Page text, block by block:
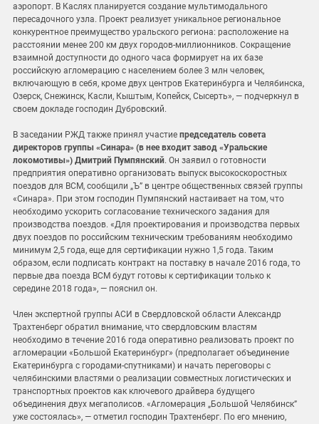
аэропорт. В Каслях планируется создание мультимодального
пересадочного узла. Проект реализует уникальное региональное
конкурентное преимущество уральского региона: расположение на
расстоянии менее 200 км двух городов-миллионников. Сокращение
взаимной доступности до одного часа формирует на их базе
российскую агломерацию с населением более 3 млн человек,
включающую в себя, кроме двух центров Екатеринбурга и Челябинска,
Озерск, Снежинск, Касли, Кыштым, Копейск, Сысерть», — подчеркнул в
своем докладе господин Дубровский.
В заседании РЖД также принял участие председатель совета
директоров группы «Синара» (в нее входит завод «Уральские
локомотивы») Дмитрий Пумпянский. Он заявил о готовности
предприятия оперативно организовать выпуск высокоскоростных
поездов для ВСМ, сообщили „Ъ” в центре общественных связей группы
«Синара». При этом господин Пумпянский настаивает на том, что
необходимо ускорить согласование технического задания для
производства поездов. «Для проектирования и производства первых
двух поездов по российским техническим требованиям необходимо
минимум 2,5 года, еще для сертификации нужно 1,5 года. Таким
образом, если подписать контракт на поставку в начале 2016 года, то
первые два поезда ВСМ будут готовы к сертификации только к
середине 2018 года», — пояснил он.
Член экспертной группы АСИ в Свердловской области Александр
Трахтенберг обратил внимание, что свердловским властям
необходимо в течение 2016 года оперативно реализовать проект по
агломерации «Большой Екатеринбург» (предполагает объединение
Екатеринбурга с городами-спутниками) и начать переговоры с
челябинскими властями о реализации совместных логистических и
транспортных проектов как ключевого драйвера будущего
объединения двух мегаполисов. «Агломерация „Большой Челябинск”
уже состоялась», — отметил господин Трахтенберг. По его мнению,